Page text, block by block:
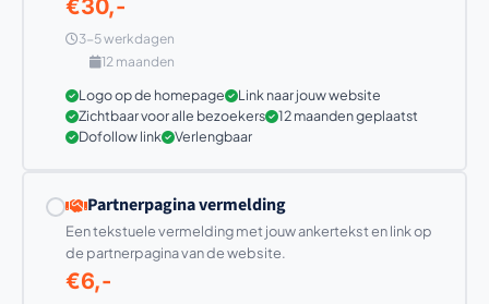
€30,-
3-5 werkdagen
12 maanden
Logo op de homepage
Link naar jouw website
Zichtbaar voor alle bezoekers
12 maanden geplaatst
Dofollow link
Verlengbaar
Partnerpagina vermelding
Een tekstuele vermelding met jouw ankertekst en link op
de partnerpagina van de website.
€6,-